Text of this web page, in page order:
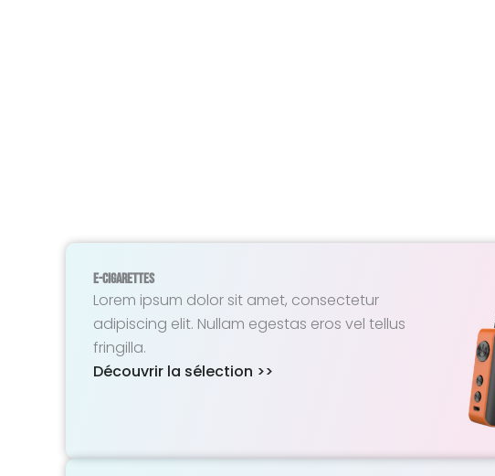
E-Cigarettes
Lorem ipsum dolor sit amet, consectetur
adipiscing elit. Nullam egestas eros vel tellus
fringilla.
Découvrir la sélection >>